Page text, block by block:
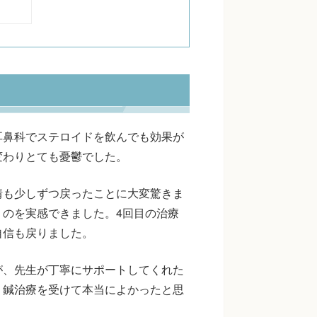
科でステロイドを飲んでも効果が
りとても憂鬱でした。
少しずつ戻ったことに大変驚きま
を実感できました。4回目の治療
も戻りました。
先生が丁寧にサポートしてくれた
治療を受けて本当によかったと思